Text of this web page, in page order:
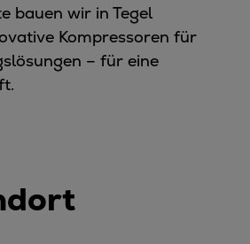
bauen wir in Tegel
Kompressoren für
– für eine